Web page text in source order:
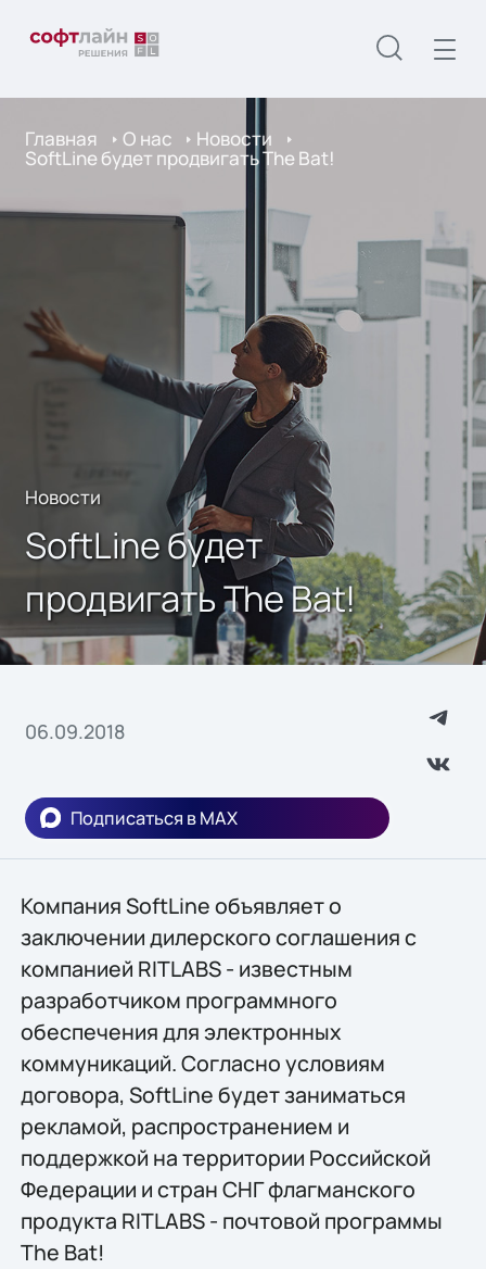
Главная О нас Новости
SoftLine будет продвигать The Bat!
Новости
SoftLine будет
продвигать The Bat!
06.09.2018
Подписаться в MAX
Компания SoftLine объявляет о
заключении дилерского соглашения с
компанией RITLABS - известным
разработчиком программного
обеспечения для электронных
коммуникаций. Согласно условиям
договора, SoftLine будет заниматься
рекламой, распространением и
поддержкой на территории Российской
Федерации и стран СНГ флагманского
продукта RITLABS - почтовой программы
The Bat!